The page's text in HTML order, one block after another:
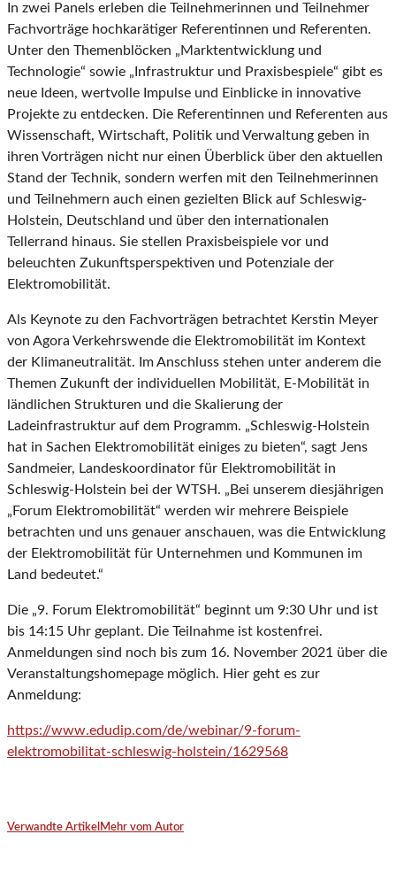
In zwei Panels erleben die Teilnehmerinnen und Teilnehmer
Fachvorträge hochkarätiger Referentinnen und Referenten.
Unter den Themenblöcken „Marktentwicklung und
Technologie“ sowie „Infrastruktur und Praxisbespiele“ gibt es
neue Ideen, wertvolle Impulse und Einblicke in innovative
Projekte zu entdecken. Die Referentinnen und Referenten aus
Wissenschaft, Wirtschaft, Politik und Verwaltung geben in
ihren Vorträgen nicht nur einen Überblick über den aktuellen
Stand der Technik, sondern werfen mit den Teilnehmerinnen
und Teilnehmern auch einen gezielten Blick auf Schleswig-
Holstein, Deutschland und über den internationalen
Tellerrand hinaus. Sie stellen Praxisbeispiele vor und
beleuchten Zukunftsperspektiven und Potenziale der
Elektromobilität.
Als Keynote zu den Fachvorträgen betrachtet Kerstin Meyer
von Agora Verkehrswende die Elektromobilität im Kontext
der Klimaneutralität. Im Anschluss stehen unter anderem die
Themen Zukunft der individuellen Mobilität, E-Mobilität in
ländlichen Strukturen und die Skalierung der
Ladeinfrastruktur auf dem Programm. „Schleswig-Holstein
hat in Sachen Elektromobilität einiges zu bieten“, sagt Jens
Sandmeier, Landeskoordinator für Elektromobilität in
Schleswig-Holstein bei der WTSH. „Bei unserem diesjährigen
„Forum Elektromobilität“ werden wir mehrere Beispiele
betrachten und uns genauer anschauen, was die Entwicklung
der Elektromobilität für Unternehmen und Kommunen im
Land bedeutet.“
Die „9. Forum Elektromobilität“ beginnt um 9:30 Uhr und ist
bis 14:15 Uhr geplant. Die Teilnahme ist kostenfrei.
Anmeldungen sind noch bis zum 16. November 2021 über die
Veranstaltungshomepage möglich. Hier geht es zur
Anmeldung:
https://www.edudip.com/de/webinar/9-forum-
elektromobilitat-schleswig-holstein/1629568
Verwandte Artikel Mehr vom Autor